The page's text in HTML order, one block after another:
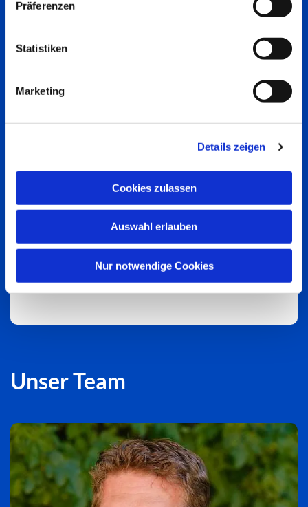
Präferenzen
Statistiken
Marketing
Details zeigen
Cookies zulassen
Auswahl erlauben
Nur notwendige Cookies
Unser Team